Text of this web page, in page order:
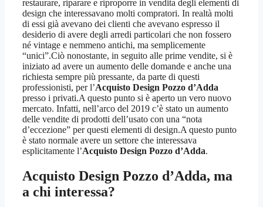
restaurare, riparare e riproporre in vendita degli elementi di
design che interessavano molti compratori. In realtà molti
di essi già avevano dei clienti che avevano espresso il
desiderio di avere degli arredi particolari che non fossero
né vintage e nemmeno antichi, ma semplicemente
“unici”.Ciò nonostante, in seguito alle prime vendite, si è
iniziato ad avere un aumento delle domande e anche una
richiesta sempre più pressante, da parte di questi
professionisti, per l’Acquisto Design Pozzo d’Adda
presso i privati.A questo punto si è aperto un vero nuovo
mercato. Infatti, nell’arco del 2019 c’è stato un aumento
delle vendite di prodotti dell’usato con una “nota
d’eccezione” per questi elementi di design.A questo punto
è stato normale avere un settore che interessava
esplicitamente l’Acquisto Design Pozzo d’Adda.
Acquisto Design Pozzo d’Adda, ma
a chi interessa?